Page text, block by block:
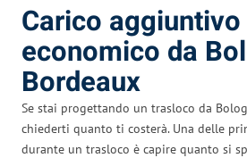
Carico aggiuntivo
economico da
Bordeaux
Se stai progettando un trasloco da
chiederti quanto ti costerà. Una delle
durante un trasloco è capire quanto si